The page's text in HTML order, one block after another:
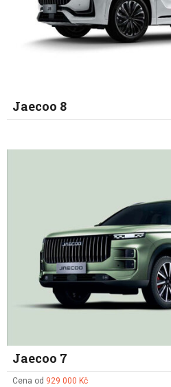
Jaecoo 8
Jaecoo 7
Cena od 929 000 Kč